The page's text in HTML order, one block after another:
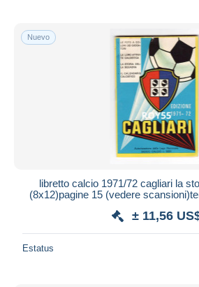
Nuevo
libretto calcio 1971/72 cagliari la
(8x12)pagine 15 (vedere
± 11,56
Estatus